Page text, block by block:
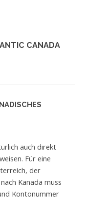
CANADA
auch direkt
Für eine
der
Kanada muss
Kontonummer